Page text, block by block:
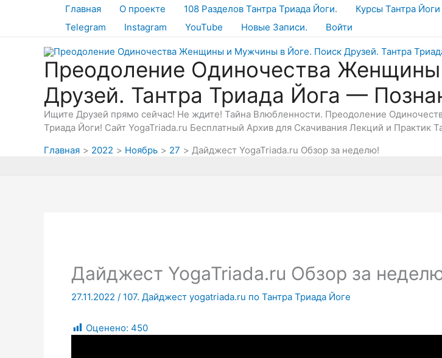
Главная О проекте 108 Разделов Тантра Триада Йоги. Курсы Тантра Йоги
Telegram
Instagram YouTube Новые Записи. Войти
Преодоление Одиночества
Друзей. Тантра Триада Йога —
Ищите Друзей прямо сейчас! Не ждите! Тайна Влюбленности. Преодоление
Триада Йоги! Сайт YogaTriada.ru Бесплатный Архив для Скачивания Лекций и Практик
Главная
2022 Ноябрь 27 Дайджест YogaTriada.ru Обзор за неделю!
Дайджест YogaTriada.ru Обзор за
27.11.2022 / 107. Дайджест yogatriada.ru по Тантра Триада Йоге
Оценено: 450